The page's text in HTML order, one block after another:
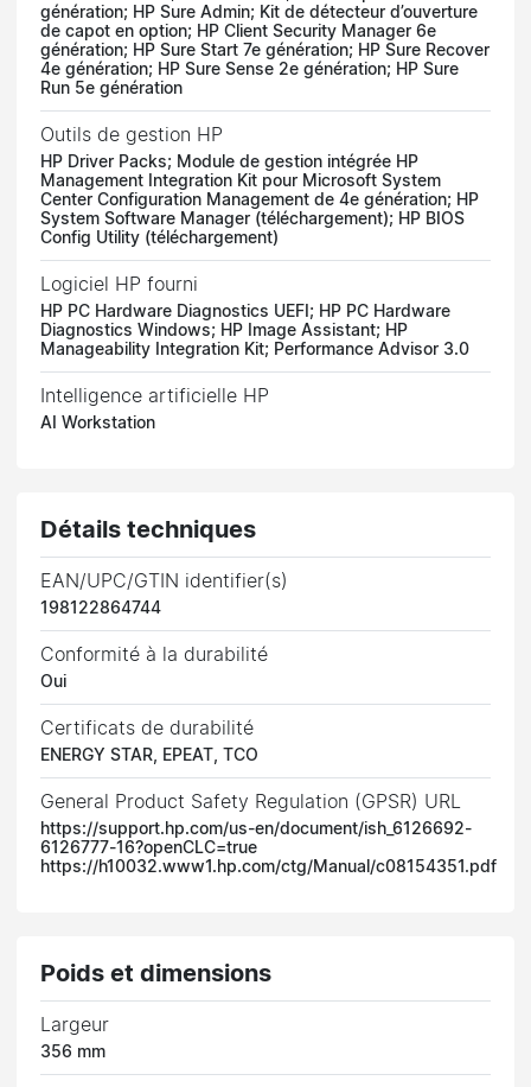
génération; HP Sure Admin; Kit de détecteur d’ouverture
de capot en option; HP Client Security Manager 6e
génération; HP Sure Start 7e génération; HP Sure Recover
4e génération; HP Sure Sense 2e génération; HP Sure
Run 5e génération
Outils de gestion HP
HP Driver Packs; Module de gestion intégrée HP
Management Integration Kit pour Microsoft System
Center Configuration Management de 4e génération; HP
System Software Manager (téléchargement); HP BIOS
Config Utility (téléchargement)
Logiciel HP fourni
HP PC Hardware Diagnostics UEFI; HP PC Hardware
Diagnostics Windows; HP Image Assistant; HP
Manageability Integration Kit; Performance Advisor 3.0
Intelligence artificielle HP
AI Workstation
Détails techniques
EAN/UPC/GTIN identifier(s)
198122864744
Conformité à la durabilité
Oui
Certificats de durabilité
ENERGY STAR, EPEAT, TCO
General Product Safety Regulation (GPSR) URL
https://support.hp.com/us-en/document/ish_6126692-
6126777-16?openCLC=true
https://h10032.www1.hp.com/ctg/Manual/c08154351.pdf
Poids et dimensions
Largeur
356 mm